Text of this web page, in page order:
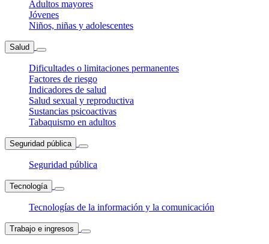
Adultos mayores
Jóvenes
Niños, niñas y adolescentes
Salud
Dificultades o limitaciones permanentes
Factores de riesgo
Indicadores de salud
Salud sexual y reproductiva
Sustancias psicoactivas
Tabaquismo en adultos
Seguridad pública
Seguridad pública
Tecnología
Tecnologías de la información y la comunicación
Trabajo e ingresos